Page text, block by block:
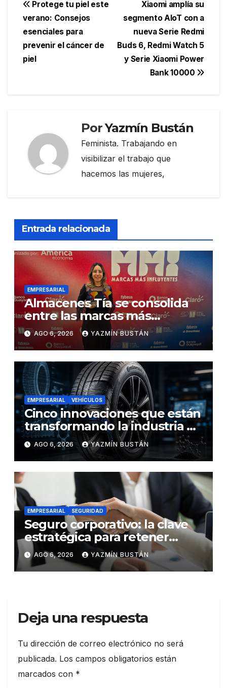
Navegación
de
entradas
Xiaomi amplía su
segmento AIoT con a
nueva Serie Redmi
Buds 6, Redmi Watch 5
y Serie Xiaomi Power
Bank 10000
Protege tu piel este
verano: Consejos
esenciales para
prevenir el cáncer de
piel
PorYazmín Bustán
Feminista. Trabajando en
visibilizar el trabajo que
hacemos las mujeres,
Entrada relacionada
EMPRESARIAL
Almacenes Tía se consolida
entre las marcas más
influyentes del Ecuador
AGO 6, 2026 YAZMÍN BUSTÁN
EMPRESARIAL VEHÍCULOS
Cinco innovaciones que están
transformando la industria de
los neumáticos y redefinen el
futuro de la movilidad
AGO 6, 2026 YAZMÍN BUSTÁN
EMPRESARIAL SEGURIDAD
Seguro corporativo: la clave
estratégica para retener
talento en Ecuador
AGO 6, 2026 YAZMÍN BUSTÁN
Deja una respuesta
Tu dirección de correo electrónico no será
publicada. Los campos obligatorios están
marcados con *